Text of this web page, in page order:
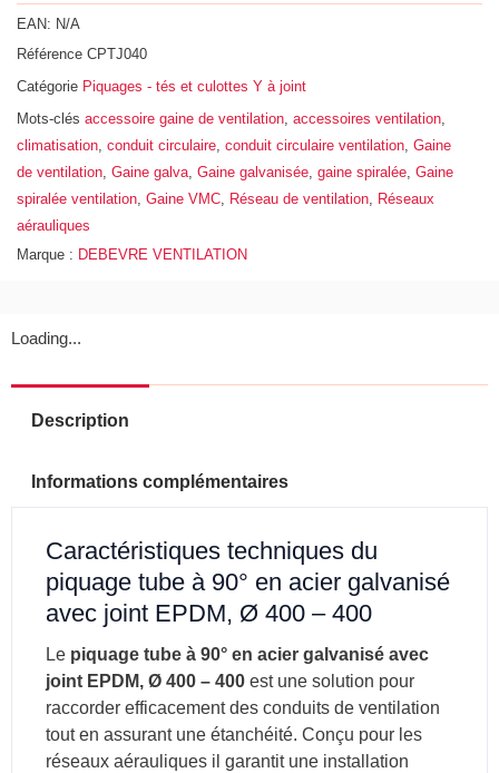
tube
90°
en
acier
galvanisé
avec
joint
EPDM,
Ø
400
EAN: N/A
Référence CPTJ040
Catégorie Piquages - tés et culottes Y à joint
Mots-clés accessoire gaine de ventilation accessoires ventilation
climatisation conduit circulaire conduit circulaire ventilation Gaine
de ventilation Gaine galva Gaine galvanisée gaine spiralée Gaine
spiralée ventilation Gaine VMC Réseau de ventilation Réseaux
aérauliques
Marque : DEBEVRE VENTILATION
Loading...
Description
Informations complémentaires
Caractéristiques techniques du
piquage tube à 90° en acier galvanisé
avec joint EPDM, Ø 400 – 400
Le piquage tube à 90° en acier galvanisé avec
joint EPDM, Ø 400 – 400 est une solution pour
raccorder efficacement des conduits de ventilation
tout en assurant une étanchéité. Conçu pour les
réseaux aérauliques il garantit une installation